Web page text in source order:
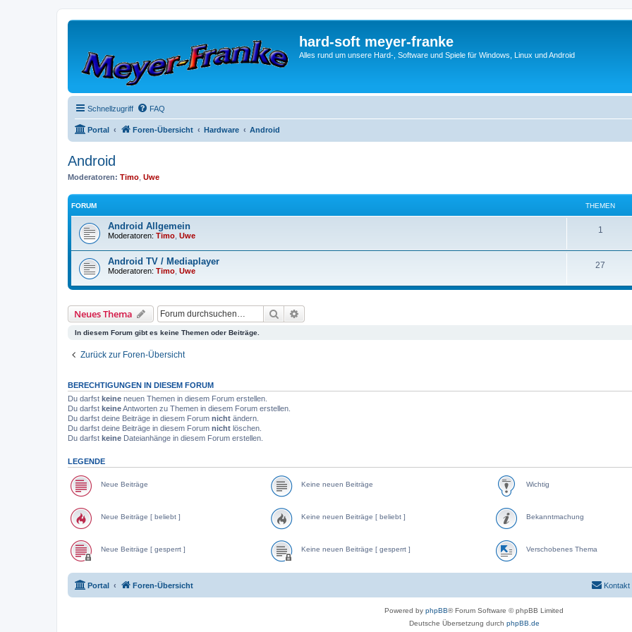
hard-soft meyer-franke
Alles rund um unsere Hard-, Software und Spiele für Windows, Linux und Android
Schnellzugriff FAQ
Portal Foren-Übersicht Hardware Android
Android
Moderatoren: Timo Uwe
FORUM THEMEN
Android Allgemein
Moderatoren: Timo Uwe
1
Android TV / Mediaplayer
Moderatoren: Timo Uwe
27
Neues Thema Suche
In diesem Forum gibt es keine Themen oder Beiträge.
Zurück zur Foren-Übersicht
BERECHTIGUNGEN IN DIESEM FORUM
Du darfst keine neuen Themen in diesem Forum erstellen.
Du darfst keineAntworten zu Themen in diesem Forum erstellen.
Du darfst deine Beiträge in diesem Forum nicht ändern.
Du darfst deine Beiträge in diesem Forum nicht löschen.
Du darfst keine Dateianhänge in diesem Forum erstellen.
LEGENDE
Neue Beiträge
Neue Beiträge [ beliebt ]
Neue Beiträge [ gesperrt ]
Keine neuen Beiträge
Keine neuen Beiträge [ beliebt ]
Keine neuen Beiträge [ gesperrt ]
Wichtig
Bekanntmachung
Verschobenes Thema
Portal Foren-Übersicht Kontakt
Powered by phpBB® Forum Software © phpBB Limited
Deutsche Übersetzung durch phpBB.de